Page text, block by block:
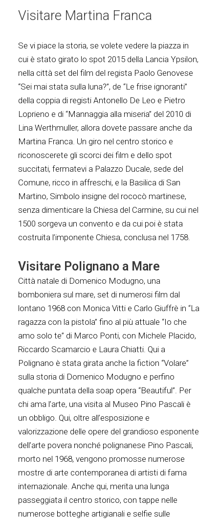
Visitare Martina Franca
Se vi piace la storia, se volete vedere la piazza in
cui è stato girato lo spot 2015 della Lancia Ypsilon,
nella città set del film del regista Paolo Genovese
“Sei mai stata sulla luna?”, de “Le frise ignoranti”
della coppia di registi Antonello De Leo e Pietro
Loprieno e di “Mannaggia alla miseria” del 2010 di
Lina Werthmuller, allora dovete passare anche da
Martina Franca. Un giro nel centro storico e
riconoscerete gli scorci dei film e dello spot
succitati, fermatevi a Palazzo Ducale, sede del
Comune, ricco in affreschi, e la Basilica di San
Martino, Simbolo insigne del rococò martinese,
senza dimenticare la Chiesa del Carmine, su cui nel
1500 sorgeva un convento e da cui poi è stata
costruita l’imponente Chiesa, conclusa nel 1758.
Visitare Polignano a Mare
Città natale di Domenico Modugno, una
bomboniera sul mare, set di numerosi film dal
lontano 1968 con Monica Vitti e Carlo Giuffrè in “La
ragazza con la pistola” fino al più attuale “Io che
amo solo te” di Marco Ponti, con Michele Placido,
Riccardo Scamarcio e Laura Chiatti. Qui a
Polignano è stata girata anche la fiction “Volare”
sulla storia di Domenico Modugno e perfino
qualche puntata della soap opera “Beautiful”. Per
chi ama l’arte, una visita al Museo Pino Pascali è
un obbligo. Qui, oltre all’esposizione e
valorizzazione delle opere del grandioso esponente
dell’arte povera nonché polignanese Pino Pascali,
morto nel 1968, vengono promosse numerose
mostre di arte contemporanea di artisti di fama
internazionale. Anche qui, merita una lunga
passeggiata il centro storico, con tappe nelle
numerose botteghe artigianali e selfie sulle